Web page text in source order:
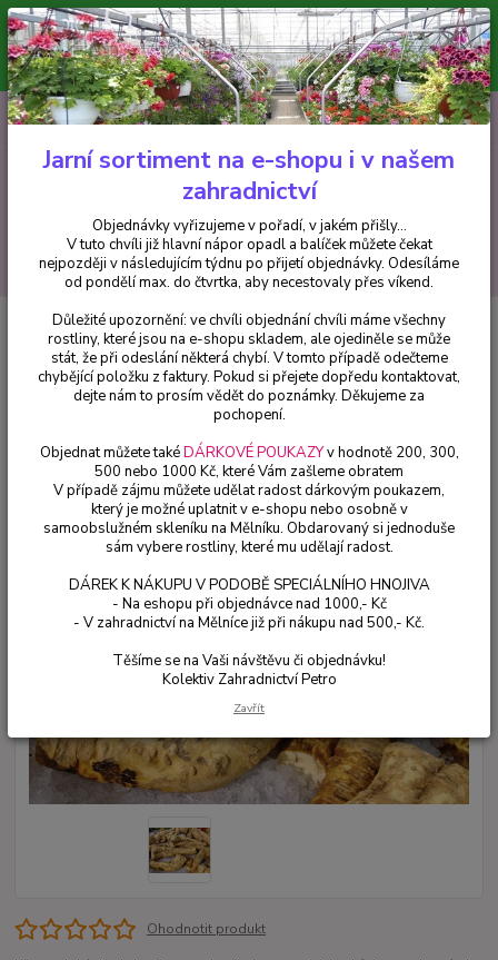
Minimální hodnota pro odeslání z e-shopu je 300 Kč.
V tuto chvíli již hlavní nápor objednávek opadl a balíček můžete čekat
nejpozději v následujícím týdnu po přijetí objednávky. Objednávky
vyřizujeme v pořadí, v jakém přišly...
CZK
Hledat
+420 602 223 614 0ks
za0 Kč
Bylinky a léčivky
Křen selský, Karl der Grosse - cena za kus v 3-
kusovém balení
Křen selský, Karl der Grosse -
cena za kus v 3-kusovém balení
Ohodnotit produkt
Jarní sortiment na e-shopu i v našem
zahradnictví
Objednávky vyřizujeme v pořadí, v jakém přišly...
V tuto chvíli již hlavní nápor opadl a balíček můžete čekat
nejpozději v následujícím týdnu po přijetí objednávky. Odesíláme
od pondělí max. do čtvrtka, aby necestovaly přes víkend.
Důležité upozornění: ve chvíli objednání chvíli máme všechny
rostliny, které jsou na e-shopu skladem, ale ojediněle se může
stát, že při odeslání některá chybí. V tomto případě odečteme
chybějící položku z faktury. Pokud si přejete dopředu kontaktovat,
dejte nám to prosím vědět do poznámky. Děkujeme za
pochopení.
Objednat můžete takéDÁRKOVÉ POUKAZYv hodnotě 200, 300,
500 nebo 1000 Kč, které Vám zašleme obratem
V případě zájmu můžete udělat radost dárkovým poukazem,
který je možné uplatnit v e-shopu nebo osobně v
samoobslužném skleníku na Mělníku. Obdarovaný si jednoduše
sám vybere rostliny, které mu udělají radost.
DÁREK K NÁKUPU V PODOBĚ SPECIÁLNÍHO HNOJIVA
- Na eshopu při objednávce nad 1000,- Kč
- V zahradnictví na Mělníce již při nákupu nad 500,- Kč.
Těšíme se na Vaši návštěvu či objednávku!
Kolektiv Zahradnictví Petro
Zavřít